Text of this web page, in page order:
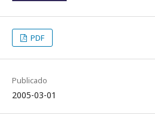
PDF
Publicado
2005-03-01